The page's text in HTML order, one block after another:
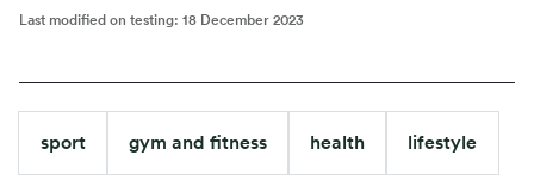
Last modified on testing: 18 December 2023
sport gym and fitness health lifestyle